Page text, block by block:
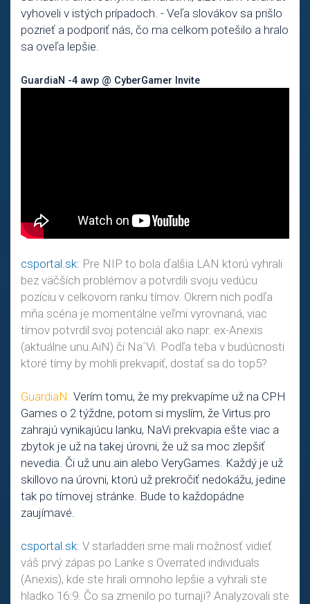
vyhoveli v istých prípadoch. - Veľa slovákov sa prišlo
pozrieť a podporiť nás, čo ma celkom potešilo a hralo
sa oveľa lepšie.
GuardiaN -4 awp @ CyberGamer Invite
csportal.sk: Pre NIP to bola ďalšia LAN ktorú vyhrali
bez väčších problémov a potvrdili svoju vedúcu
pozíciu v celkovom ranku tímov. Okrem nich podľa
mňa scéna je momentálne veľmi vyrovnaná, viac
tímov potvrdil svoj potenciál ako napr. ex-Anexis
(aktuálne unu.AiN) či Na´Vi. Podľa teba v budúcnosti
ktoré tímy by mohli prekvapiť, dostať sa do top5?
GuardiaN: Verím tomu, že my prekvapíme už na CPH
Games o 2 týždne, potom si myslím, že Virtus.pro
zahrajú vynikajúcu lanku, NaVi prekvapia ešte viac a
zbytok je už na takej úrovni, že už sa moc zlepšiť
nevedia. Či už unu.ain alebo VeryGames. Každý je už
skillovo na úrovni, ktorú už prekročiť nedokážu, jedine
tak po tímovej stránke. Bude to každopádne
zaujímavé.
csportal.sk: V starladderi sme mali možnosť vidieť
váš prvý zápas po Lanke s Overrated individuals
(Anexis), kde ste hrali omnoho lepšie a vyhrali ste
hladko 16:9. Čo sa zmenilo po turnaji? Analyzovali ste